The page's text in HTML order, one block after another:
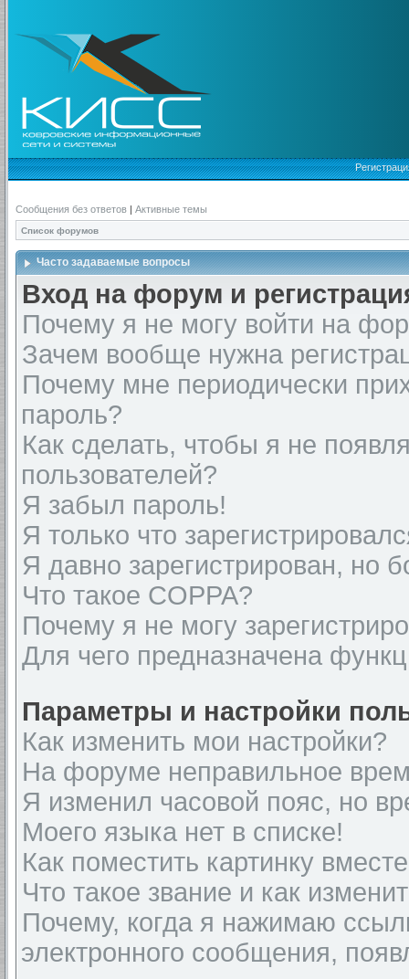
Сообщения без ответов | Активные темы
Список форумов
Часто задаваемые вопросы
Вход на форум и
Почему я не могу войти на
Зачем вообще нужна
Почему мне периодически
пароль?
Как сделать, чтобы я не
пользователей?
Я забыл пароль!
Я только что
Я давно зарегистрирован, но
Что такое COPPA?
Почему я не могу
Для чего предназначена
Параметры и настройки
Как изменить мои настройки?
На форуме неправильное
Я изменил часовой пояс, но
Моего языка нет в списке!
Как поместить картинку
Что такое звание и как
Почему, когда я нажимаю
электронного сообщения,